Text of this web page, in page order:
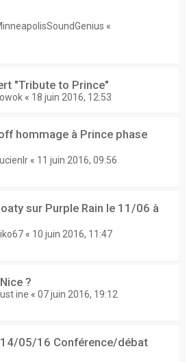
«
"Tribute to Prince"
« 18 juin 2016, 12:53
hommage à Prince phase
Lucienlr « 11 juin 2016, 09:56
sur Purple Rain le 11/06 à
« 10 juin 2016, 11:47
?
ine « 07 juin 2016, 19:12
14/05/16 Conférence/débat